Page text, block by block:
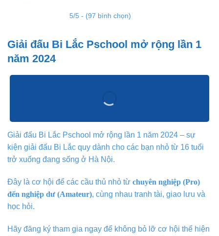
5/5 - (97 bình chọn)
Giải đấu Bi Lắc Pschool mở rộng lần 1
năm 2024
Giải đấu Bi Lắc Pschool mở rộng lần 1 năm 2024 – sự
kiện giải đấu Bi Lắc quy dành cho các bạn nhỏ từ 16 tuổi
trở xuống đang sống ở Hà Nội.
Đây là cơ hội để các cầu thủ nhỏ từ chuyên nghiệp (Pro)
đến nghiệp dư (Amateur), cùng nhau tranh tài, giao lưu và
học hỏi.
Hãy đăng ký tham gia ngay để không bỏ lỡ cơ hội thể hiện